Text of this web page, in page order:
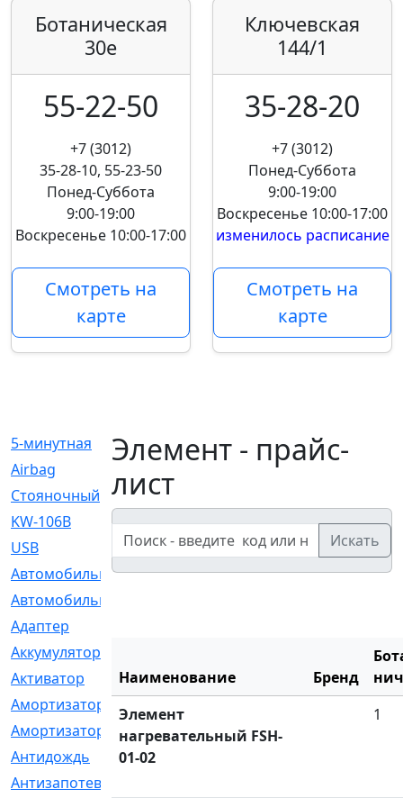
Ботаническая
30е
55-22-50
+7 (3012)
35-28-10, 55-23-50
Понед-Суббота
9:00-19:00
Воскресенье 10:00-17:00
Смотреть на
карте
Ключевская
144/1
35-28-20
+7 (3012)
Понед-Суббота
9:00-19:00
Воскресенье 10:00-17:00
изменилось расписание
Смотреть на
карте
5-минутная
[1]
Airbag
Cтояночный
KW-106B
[0]
USB
[6]
Автомобильное
[6]
Автомобильный
Адаптер
Аккумулятор
Активатор
[1]
Амортизатор
Амортизаторы
[21]
Антидождь
Антизапотеватель
Элемент - прайс-
лист
Искать
Наименование Бренд
Элемент
нагревательный FSH-
01-02
1